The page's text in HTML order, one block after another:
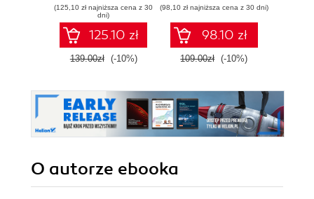
microservices with
Docker,
Kubernetes, and
OpenShift
(125,10 zł najniższa cena z 30
dni)
125.10 zł
139.00zł (-10%)
scale with Redis
(98,10 zł najniższa cena z 30 dni)
98.10 zł
109.00zł (-10%)
O autorze ebooka